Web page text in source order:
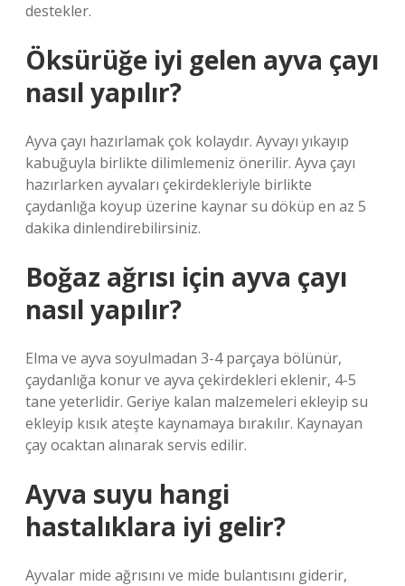
destekler.
Öksürüğe iyi gelen ayva çayı
nasıl yapılır?
Ayva çayı hazırlamak çok kolaydır. Ayvayı yıkayıp
kabuğuyla birlikte dilimlemeniz önerilir. Ayva çayı
hazırlarken ayvaları çekirdekleriyle birlikte
çaydanlığa koyup üzerine kaynar su döküp en az 5
dakika dinlendirebilirsiniz.
Boğaz ağrısı için ayva çayı
nasıl yapılır?
Elma ve ayva soyulmadan 3-4 parçaya bölünür,
çaydanlığa konur ve ayva çekirdekleri eklenir, 4-5
tane yeterlidir. Geriye kalan malzemeleri ekleyip su
ekleyip kısık ateşte kaynamaya bırakılır. Kaynayan
çay ocaktan alınarak servis edilir.
Ayva suyu hangi
hastalıklara iyi gelir?
Ayvalar mide ağrısını ve mide bulantısını giderir,